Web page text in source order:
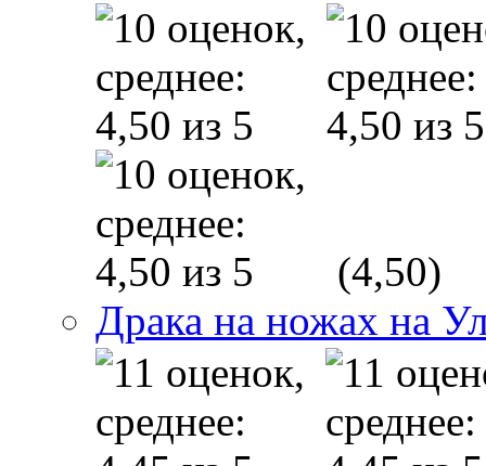
(4,50)
Драка на ножах на